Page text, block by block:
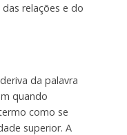
relações e do
da palavra
quando
como se
superior. A